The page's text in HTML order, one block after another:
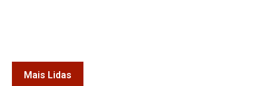
Mais Lidas